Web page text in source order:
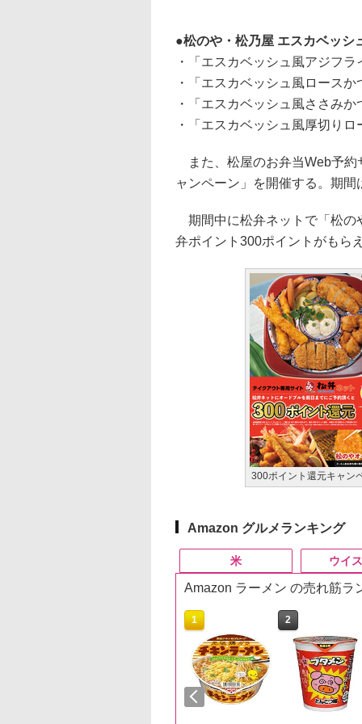
松のや・松乃屋 エスカベッシ
・「エスカベッシュ風アジフ
・「エスカベッシュ風ロース
・「エスカベッシュ風ささみ
・「エスカベッシュ風厚切り
また、松屋のお弁当Web予約
ャンペーン」を開催する。期
期間中に松弁ネットで「松の
弁ポイント300ポイントがもら
300ポイント還元キャン
Amazon グルメランキング
米
1 2
ウイ
1 2
Amazon ラーメン の売れ筋ラ
1 2